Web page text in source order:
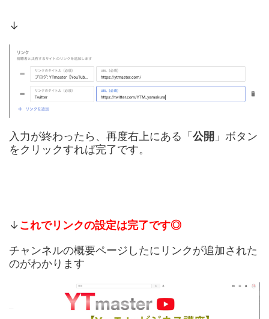
↓
入力が終わったら、再度右上にある「公開 」ボタン
をクリックすれば完了です。
↓ これでリンクの設定は完了です◎
チャンネルの概要ページしたにリンクが追加された
のがわかります